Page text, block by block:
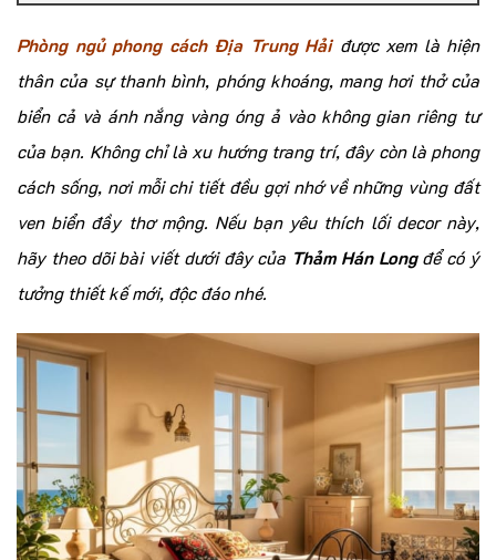
Phòng ngủ phong cách Địa Trung Hảiđược xem là hiện
thân của sự thanh bình, phóng khoáng, mang hơi thở của
biển cả và ánh nắng vàng óng ả vào không gian riêng tư
của bạn. Không chỉ là xu hướng trang trí, đây còn là phong
cách sống, nơi mỗi chi tiết đều gợi nhớ về những vùng đất
ven biển đầy thơ mộng. Nếu bạn yêu thích lối decor này,
hãy theo dõi bài viết dưới đây của Thảm Hán Longđể có ý
tưởng thiết kế mới, độc đáo nhé.